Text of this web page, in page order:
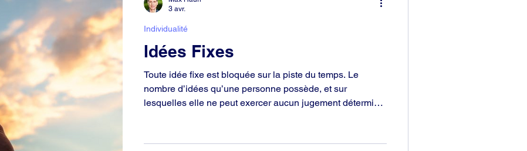
Idées Fixes
Toute idée fixe est bloquée sur la piste du temps. Le
nombre d’idées qu’une personne possède, et sur
lesquelles elle ne peut exercer aucun jugement détermine
que son propre jugement ne peut modifier.
Individualité
3 avr.